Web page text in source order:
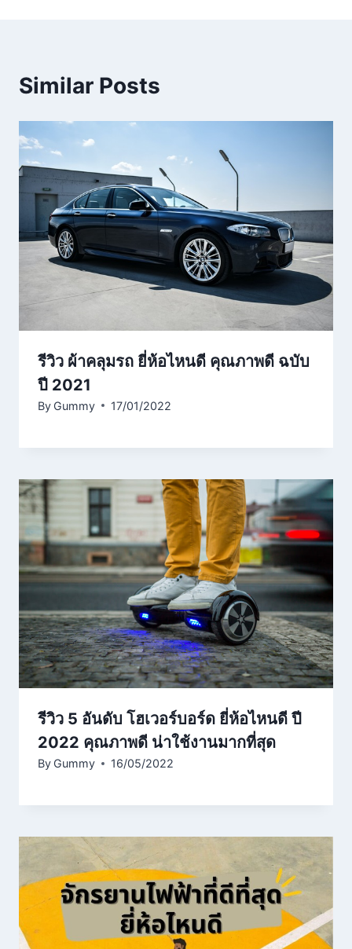
Similar Posts
รีวิว ผ้าคลุมรถ ยี่ห้อไหนดี คุณภาพดี ฉบับ
ปี 2021
By Gummy 17/01/2022
รีวิว 5 อันดับ โฮเวอร์บอร์ด ยี่ห้อไหนดี ปี
2022 คุณภาพดี น่าใช้งานมากที่สุด
By Gummy 16/05/2022